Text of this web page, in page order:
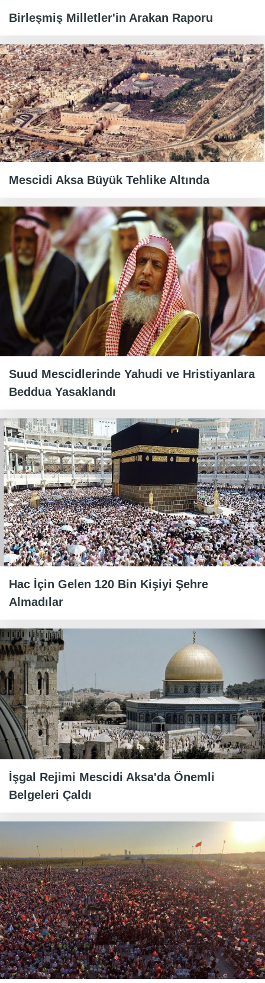
Birleşmiş Milletler'in Arakan Raporu
Mescidi Aksa Büyük Tehlike Altında
Suud Mescidlerinde Yahudi ve Hristiyanlara
Beddua Yasaklandı
Hac İçin Gelen 120 Bin Kişiyi Şehre
Almadılar
İşgal Rejimi Mescidi Aksa'da Önemli
Belgeleri Çaldı